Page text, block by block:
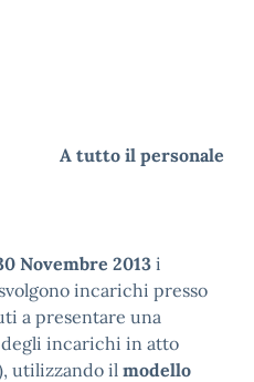
A tutto il personale
Novembre 2013 i
incarichi presso
a presentare una
incarichi in atto
utilizzando il modello